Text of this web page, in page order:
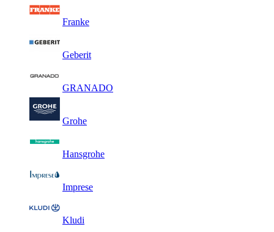
Franke
Geberit
GRANADO
Grohe
Hansgrohe
Imprese
Kludi